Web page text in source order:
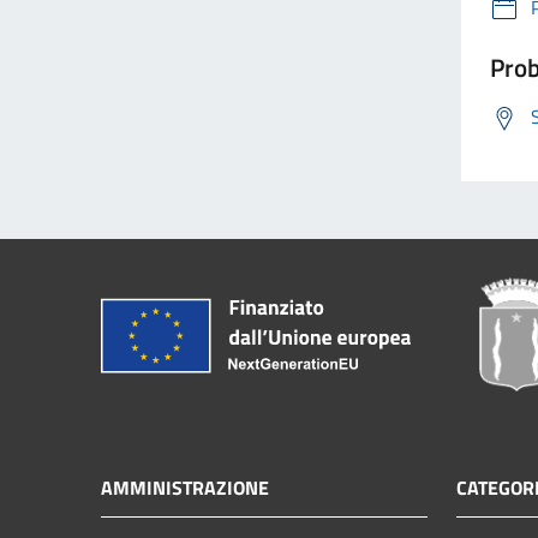
AMMINISTRAZIONE